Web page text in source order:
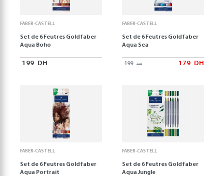
FABER-CASTELL
Set de 6 Feutres Goldfaber
Aqua Boho
199 DH
FABER-CASTELL
Set de 6 Feutres Goldfaber
Aqua Sea
199 DH 179 DH
FABER-CASTELL
Set de 6 Feutres Goldfaber
Aqua Portrait
FABER-CASTELL
Set de 6 Feutres Goldfaber
Aqua Jungle